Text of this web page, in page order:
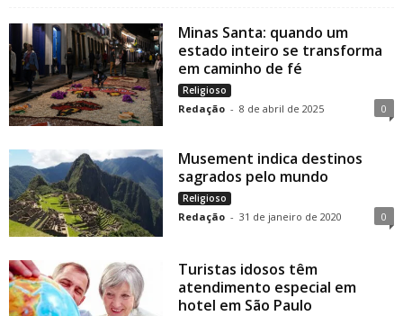
Minas Santa: quando um
estado inteiro se transforma
em caminho de fé
Religioso
Redação - 8 de abril de 2025 0
Musement indica destinos
sagrados pelo mundo
Religioso
Redação - 31 de janeiro de 2020 0
Turistas idosos têm
atendimento especial em
hotel em São Paulo